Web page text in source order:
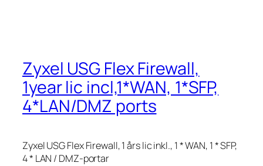
Zyxel USG Flex Firewall,
1year lic incl,1*WAN, 1*SFP,
4*LAN/DMZ ports
Zyxel USG Flex Firewall, 1 års lic inkl., 1 * WAN, 1 * SFP,
4 * LAN / DMZ-portar